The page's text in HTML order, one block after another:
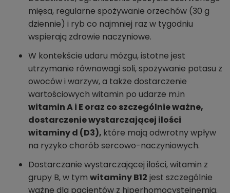
mięsa, regularne spożywanie orzechów (30 g
dziennie) i ryb co najmniej raz w tygodniu
wspierają zdrowie naczyniowe.
W kontekście udaru mózgu, istotne jest
utrzymanie równowagi soli, spożywanie potasu z
owoców i warzyw, a także dostarczenie
wartościowych witamin po udarze m.in
witamin A i E oraz co szczególnie ważne,
dostarczenie wystarczającej ilości
witaminy d (D3), które mają odwrotny wpływ
na ryzyko chorób sercowo-naczyniowych.
Dostarczanie wystarczającej ilości, witamin z
grupy B, w tym witaminy B12 jest szczególnie
ważne dla pacjentów z hiperhomocysteinemią.